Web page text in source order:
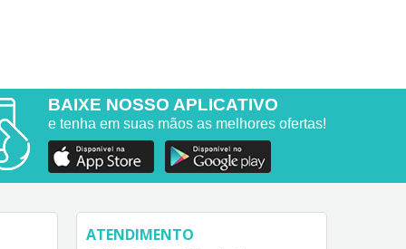
BAIXE NOSSO APLICATIVO
e tenha em suas mãos as melhores ofertas!
ATENDIMENTO